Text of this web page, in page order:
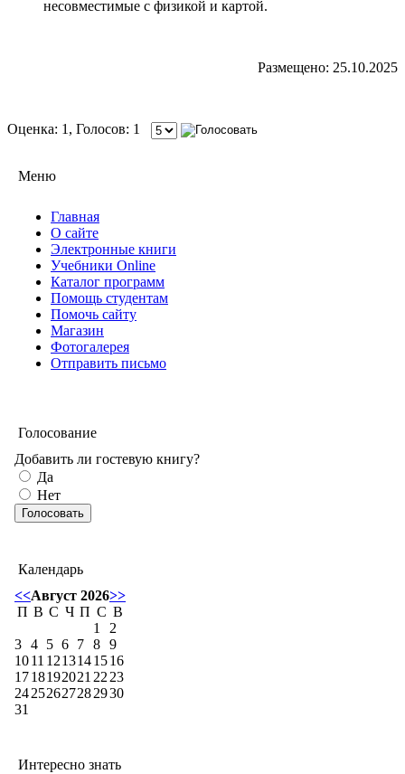
несовместимые с физикой и картой.
Размещено: 25.10.2025
Оценка: 1, Голосов: 1
Меню
Главная
О сайте
Электронные книги
Учебники Online
Каталог программ
Помощь студентам
Помочь сайту
Магазин
Фотогалерея
Отправить письмо
Голосование
Добавить ли гостевую книгу?
Да
Нет
Календарь
<<Август 2026>>
П В С Ч П С В
1
2
3 4 5 6 7 8 9
1011 1213141516
1718192021 22 23
24252627282930
31
Интересно знать